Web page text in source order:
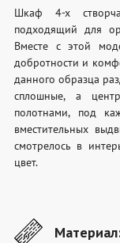
Шкаф 4-х
подходящий для
Вместе с этой
добротности и
данного образца
сплошные, а
полотнами, под
вместительных
смотрелось в
цвет.